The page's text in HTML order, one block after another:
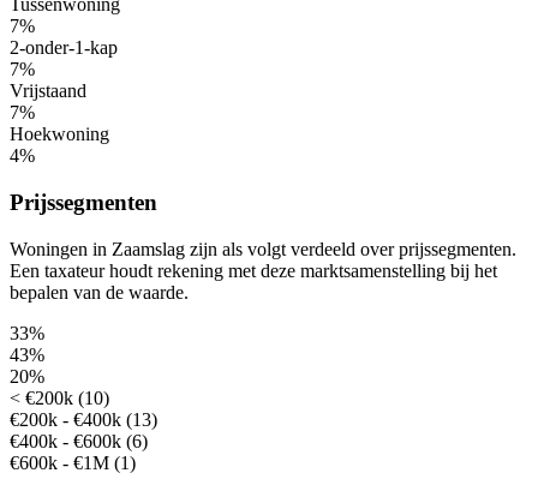
Tussenwoning
7%
2-onder-1-kap
7%
Vrijstaand
7%
Hoekwoning
4%
Prijssegmenten
Woningen in Zaamslag zijn als volgt verdeeld over prijssegmenten.
Een taxateur houdt rekening met deze marktsamenstelling bij het
bepalen van de waarde.
33%
43%
20%
< €200k (10)
€200k - €400k (13)
€400k - €600k (6)
€600k - €1M (1)